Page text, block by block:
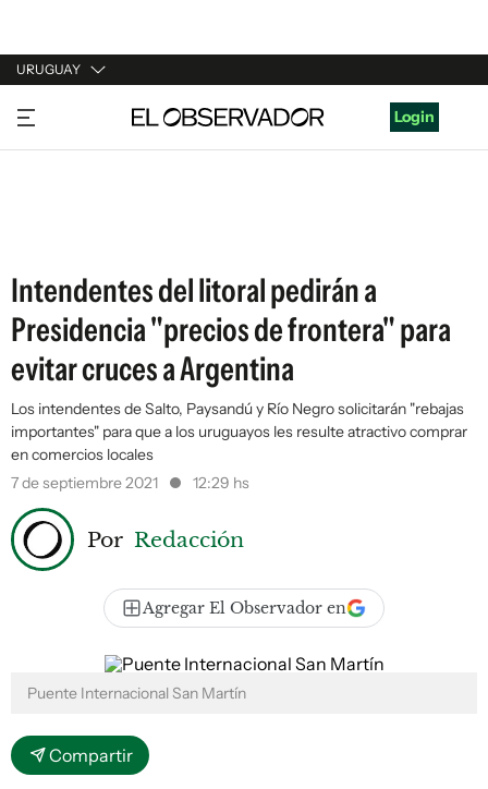
URUGUAY
URUGUAY
ARGENTINA
Login
Intendentes del litoral pedirán a
Presidencia "precios de frontera" para
evitar cruces a Argentina
Los intendentes de Salto, Paysandú y Río Negro solicitarán "rebajas
importantes" para que a los uruguayos les resulte atractivo comprar
en comercios locales
7 de septiembre 2021
12:29 hs
Por Redacción
Agregar El Observador en
Puente Internacional San Martín
Compartir